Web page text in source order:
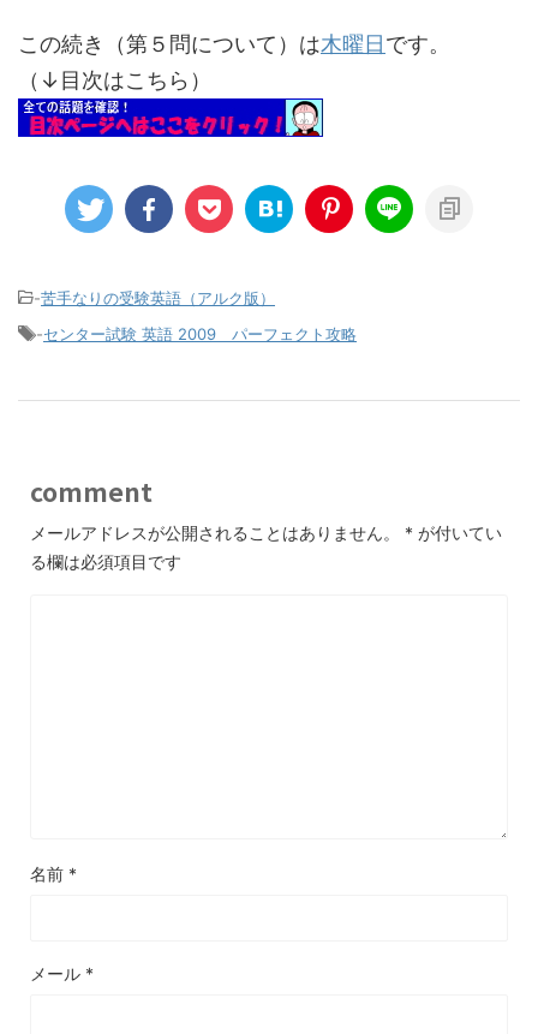
この続き（第５問について）は木曜日です。
（↓目次はこちら）
-苦手なりの受験英語（アルク版）
-センター試験 英語 2009 パーフェクト攻略
comment
メールアドレスが公開されることはありません。 * が付いてい
る欄は必須項目です
名前 *
メール *